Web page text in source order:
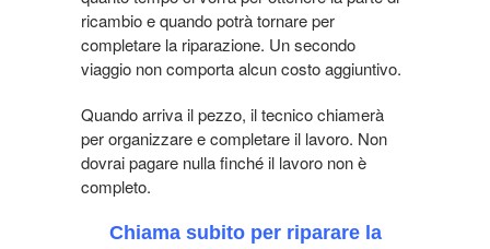
ricambio e quando potrà tornare per
completare la riparazione. Un secondo
viaggio non comporta alcun costo aggiuntivo.
Quando arriva il pezzo, il tecnico chiamerà
per organizzare e completare il lavoro. Non
dovrai pagare nulla finché il lavoro non è
completo.
Chiama subito per riparare la